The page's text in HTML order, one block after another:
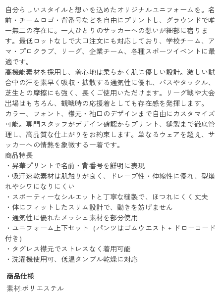
自分らしいスタイルと想いを込めたオリジナルユニフォームを。名
前・チームロゴ・背番号などを自由にプリントし、グラウンドで唯
一無二の存在に。一人ひとりのサッカーへの想いが細部に宿りま
す。最低ロットなしで大口注文にも対応しており、学校チーム、ア
マ・プロクラブ、リーグ、企業チーム、各種スポーツイベントに最
適です。
高機能素材を採用し、着心地は柔らかく肌に優しい設計。激しい試
合中の汗を素早く吸収・拡散する通気性に優れ、パスやタックル、
芝生との摩擦にも強く、長くご使用いただけます。リーグ戦や大会
出場はもちろん、観戦時の応援着としても存在感を発揮します。
カラー、フォント、襟元・袖口のデザインまで自由にカスタマイズ
可能。専門スタッフがデザイン確認からプリント、縫製まで徹底管
理し、高品質な仕上がりをお約束します。単なるウェアを超え、サ
ッカーへの情熱を象徴する一着です。
商品特長
・昇華プリントで名前・背番号を鮮明に表現
・吸汗速乾素材は肌触りが良く、ドレープ性・伸縮性に優れ、型崩
れやシワになりにくい
・スポーティーなシルエットと丁寧な縫製で、ほつれにくく丈夫
・体にフィットしたスリム設計で、動きを妨げません
・通気性に優れたメッシュ素材を部分使用
・ユニフォーム上下セット（パンツはゴムウエスト + ドローコード
付き）
・タグレス襟元でストレスなく着用可能
・洗濯機使用可、低温タンブル乾燥に対応
商品仕様
素材:ポリエステル